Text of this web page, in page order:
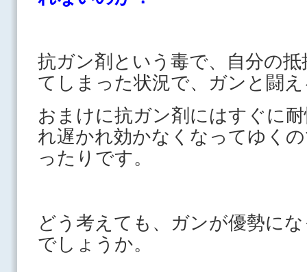
抗ガン剤という毒で、自分の
てしまった状況で、ガンと闘
おまけに抗ガン剤にはすぐに
れ遅かれ効かなくなってゆく
ったりです。
どう考えても、ガンが優勢に
でしょうか。